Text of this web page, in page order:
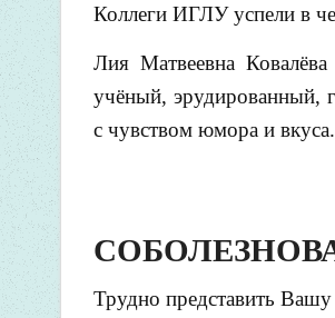
Коллеги ИГЛУ успели в
Лия Матвеевна
учёный, эрудированный,
с чувством юмора и вкуса.
Трудно представить